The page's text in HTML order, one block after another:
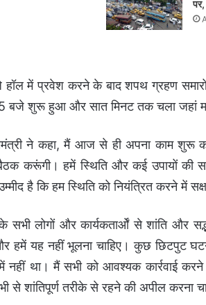
में प्रवेश करने के बाद शपथ ग्रहण
बजे शुरू हुआ और सात मिनट तक चला जहां
ने कहा, मैं आज से ही अपना काम शुरू
करूंगी। हमें स्थिति और कई उपायों की
है कि हम स्थिति को नियंत्रित करने में
लोगों और कार्यकतार्ओं से शांति और
हमें यह नहीं भूलना चाहिए। कुछ छिटपुट
नहीं था। मैं सभी को आवश्यक कार्रवाई
शांतिपूर्ण तरीके से रहने की अपील करना